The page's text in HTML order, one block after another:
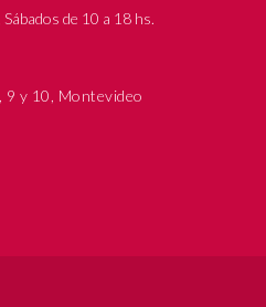
de 10 a 18 hs.
9 y 10, Montevideo